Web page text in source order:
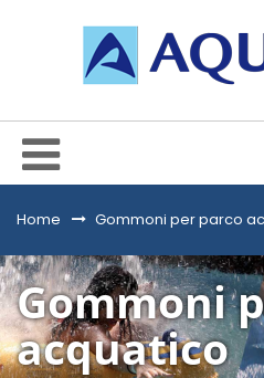
Home &gt;Gommoni per parco
Gommoni
acquatico